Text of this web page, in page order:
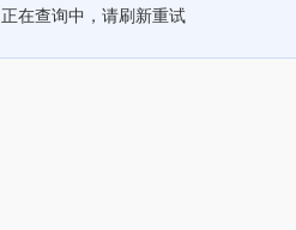
正在查询中，请刷新重试